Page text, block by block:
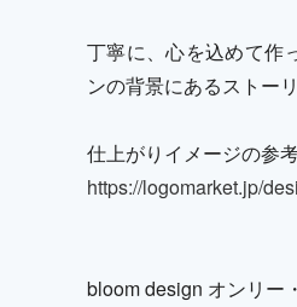
丁寧に、心を込めて作
ンの背景にあるストー
仕上がりイメージの参
https://logomarket.jp/
bloom design オンリー